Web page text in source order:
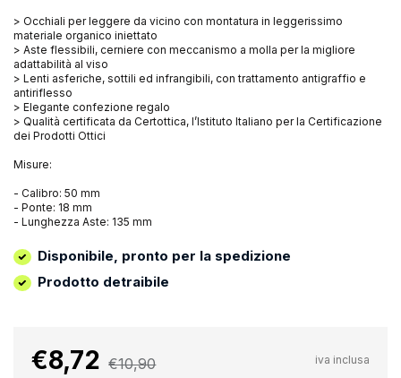
> Occhiali per leggere da vicino con montatura in leggerissimo
materiale organico iniettato
> Aste flessibili, cerniere con meccanismo a molla per la migliore
adattabilità al viso
> Lenti asferiche, sottili ed infrangibili, con trattamento antigraffio e
antiriflesso
> Elegante confezione regalo
> Qualità certificata da Certottica, l’Istituto Italiano per la Certificazione
dei Prodotti Ottici
Misure:
- Calibro: 50 mm
- Ponte: 18 mm
- Lunghezza Aste: 135 mm
Disponibile, pronto per la spedizione
Prodotto detraibile
€8,72 €10,90 iva inclusa